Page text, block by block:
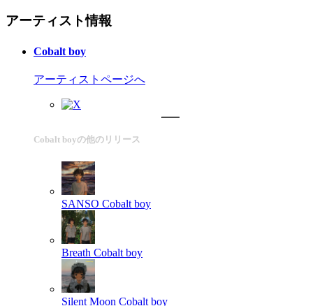
アーティスト情報
Cobalt boy
アーティストページへ
Cobalt boyの他のリリース
SANSO Cobalt boy
Breath Cobalt boy
Silent Moon Cobalt boy